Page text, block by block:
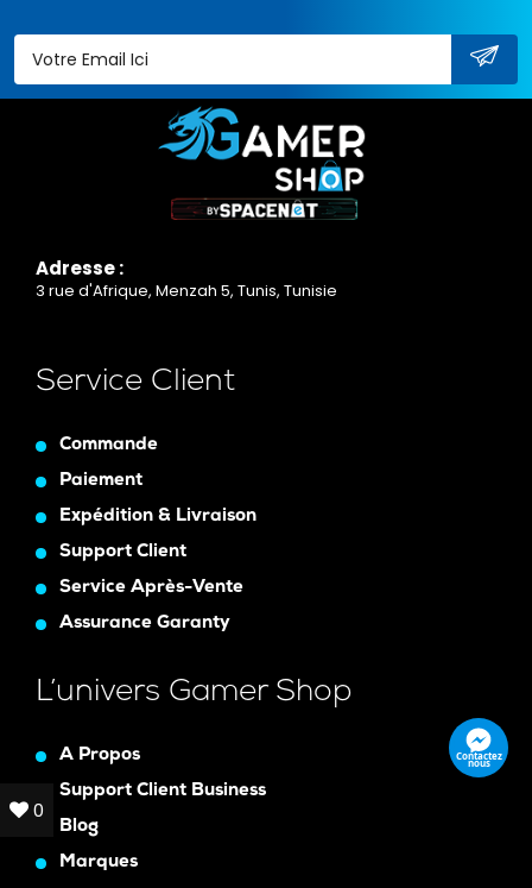
Adresse :
3 rue d'Afrique, Menzah 5, Tunis, Tunisie
Service Client
Commande
Paiement
Expédition & Livraison
Support Client
Service Après-Vente
Assurance Garanty
L’univers Gamer Shop
A Propos
Support Client Business
Blog
Marques
Contactez
nous
0
0